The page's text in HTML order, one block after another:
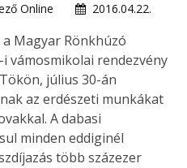
Online
2016.04.22.
Magyar Rönkhúzó
vámosmikolai rendezvény
július 30-án
az erdészeti munkákat
A dabasi
minden eddiginél
több százezer